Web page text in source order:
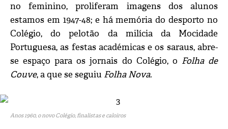
no feminino, proliferam imagens dos alunos
estamos em 1947-48; e há memória do desporto no
Colégio, do pelotão da milícia da Mocidade
Portuguesa, as festas académicas e os saraus, abre-
se espaço para os jornais do Colégio, o Folha de
Couve, a que se seguiu Folha Nova.
Anos 1960, o novo Colégio, finalistas e caloiros